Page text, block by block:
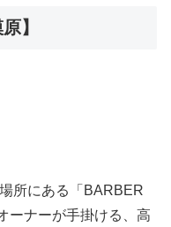
】
所にある「BARBER
ーナーが手掛ける、高